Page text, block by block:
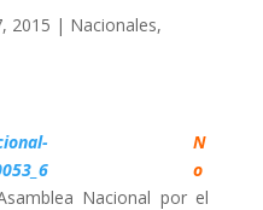
2015 | Nacionales,
N
o
Nacional por el